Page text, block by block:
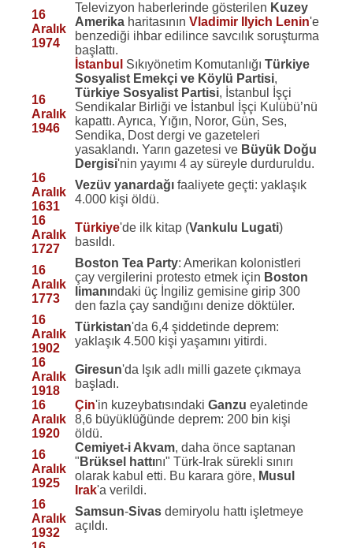
16
Aralık
1974
Televizyon haberlerinde gösterilen Kuzey
Amerika haritasınınVladimir Ilyich Lenin'e
benzediği ihbar edilince savcılık soruşturma
başlattı.
16
Aralık
1946
İstanbul Sıkıyönetim KomutanlığıTürkiye
Sosyalist Emekçi ve Köylü Partisi,
Türkiye Sosyalist Partisi, İstanbul İşçi
Sendikalar Birliği ve İstanbul İşçi Kulübü’nü
kapattı. Ayrıca, Yığın, Noror, Gün, Ses,
Sendika, Dost dergi ve gazeteleri
yasaklandı. Yarın gazetesi ve Büyük Doğu
Dergisi'nin yayımı 4 ay süreyle durduruldu.
16
Aralık
1631
Vezüv yanardağı faaliyete geçti: yaklaşık
4.000 kişi öldü.
16
Aralık
1727
Türkiye'de ilk kitap (Vankulu Lugati)
basıldı.
16
Aralık
1773
Boston Tea Party: Amerikan kolonistleri
çay vergilerini protesto etmek için Boston
limanındaki üç İngiliz gemisine girip 300
den fazla çay sandığını denize döktüler.
16
Aralık
1902
Türkistan'da 6,4 şiddetinde deprem:
yaklaşık 4.500 kişi yaşamını yitirdi.
16
Aralık
1918
Giresun'da Işık adlı milli gazete çıkmaya
başladı.
16
Aralık
1920
Çin'in kuzeybatısındakiGanzu eyaletinde
8,6 büyüklüğünde deprem: 200 bin kişi
öldü.
16
Aralık
1925
Cemiyet-i Akvam, daha önce saptanan
" Brüksel hattını" Türk-Irak sürekli sınırı
olarak kabul etti. Bu karara göre, Musul
Irak'a verildi.
16
Aralık
1932
Samsun-Sivas demiryolu hattı işletmeye
açıldı.